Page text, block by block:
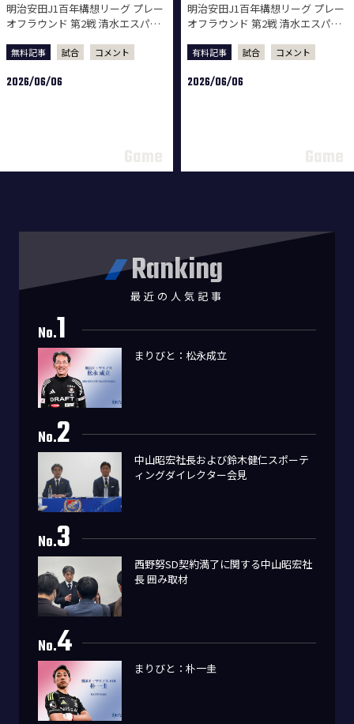
明治安田J1百年構想リーグ プレー
オフラウンド 第2戦 清水エスパル
無料記事 試合 コメント
2026/06/06
明治安田J1百年構想リーグ プレー
オフラウンド 第2戦 清水エスパル
有料記事 試合 コメント
2026/06/06
Ranking
最近の人気記事
No.1
まりびと：松永成立
No.2
中山昭宏社長および鈴木健仁スポーテ
ィングダイレクター会見
No.3
西野努SD契約満了に関する中山昭宏社
長 囲み取材
No.4
まりびと：朴一圭